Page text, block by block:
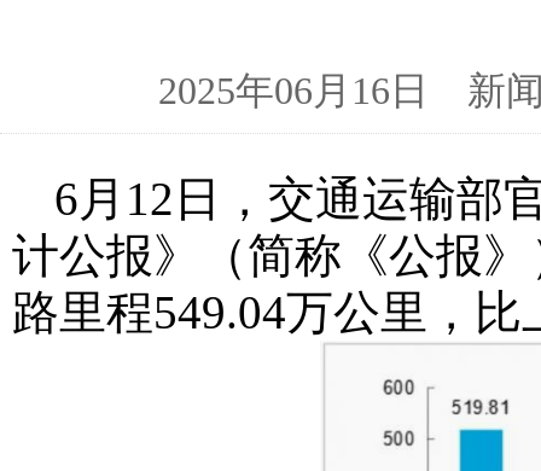
2025年06月16日 新
6月12日，交通运输部
计公报》（简称《公报
路里程549.04万公里，